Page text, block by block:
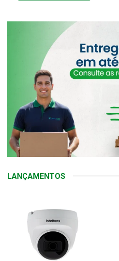
LANÇAMENTOS